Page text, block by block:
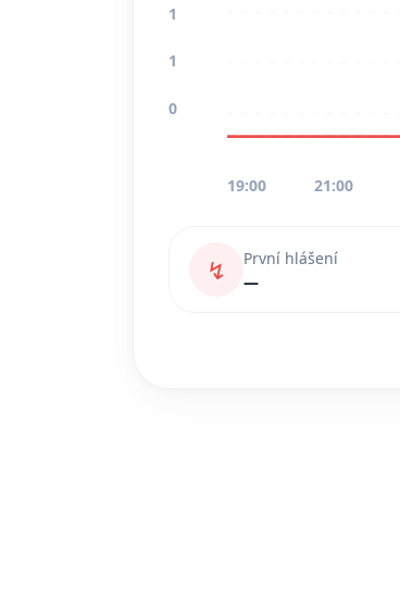
1
1
0
19:00 21:00
↯
První hlášení
—